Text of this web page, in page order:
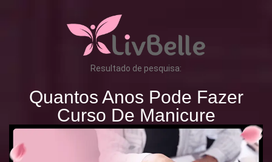
Resultado de pesquisa:
Quantos Anos Pode Fazer
Curso De Manicure